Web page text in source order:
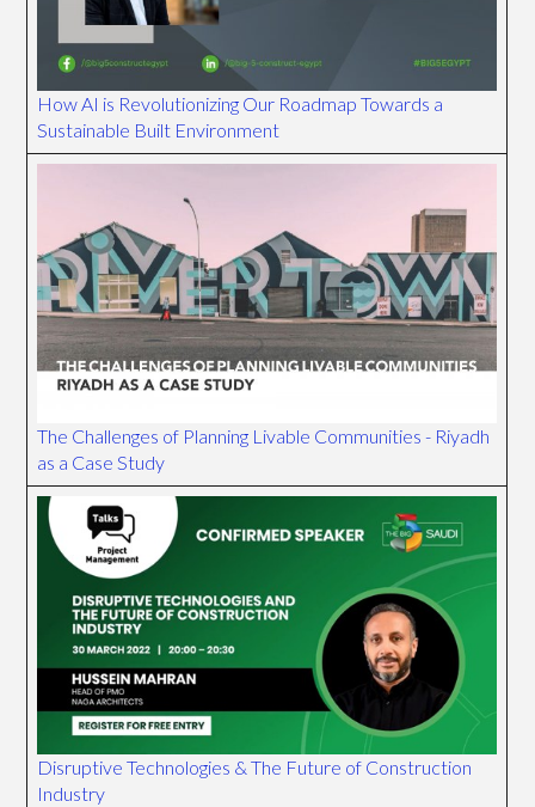
How AI is Revolutionizing Our Roadmap Towards a
Sustainable Built Environment
The Challenges of Planning Livable Communities - Riyadh
as a Case Study
Disruptive Technologies & The Future of Construction
Industry